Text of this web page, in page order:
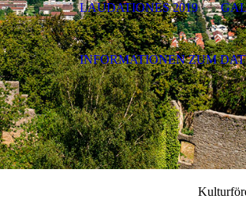
LAUDATIONES 2019
INFORMATIONEN ZUM